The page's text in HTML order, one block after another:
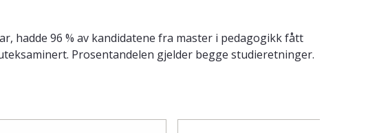
hadde 96 % av kandidatene fra master i pedagogikk fått
Prosentandelen gjelder begge studieretninger.